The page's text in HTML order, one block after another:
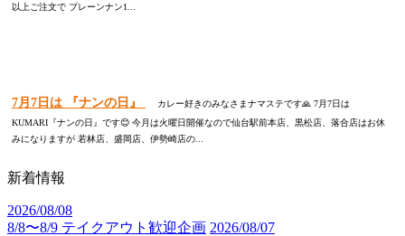
以上ご注文で プレーンナン1...
7月7日は 『ナンの日』
カレー好きのみなさまナマステです🙏 7月7日は
KUMARI『ナンの日』です😊 今月は火曜日開催なので仙台駅前本店、黒松店、落合店はお休
みになりますが 若林店、盛岡店、伊勢崎店の...
新着情報
2026/08/08
8/8〜8/9 テイクアウト歓迎企画 2026/08/07